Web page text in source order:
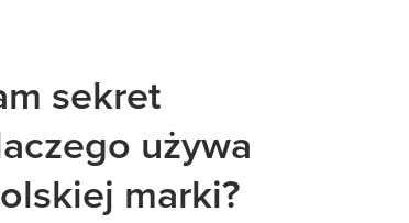
sekret
używa
marki?